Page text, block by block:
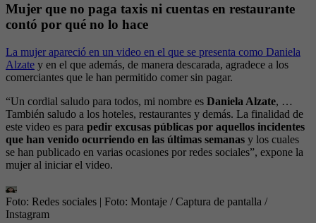
Mujer que no paga taxis ni cuentas en restaurante
contó por qué no lo hace
La mujer apareció en un video en el que se presenta como Daniela
Alzate y en el que además, de manera descarada, agradece a los
comerciantes que le han permitido comer sin pagar.
“Un cordial saludo para todos, mi nombre es Daniela Alzate, …
También saludo a los hoteles, restaurantes y demás. La finalidad de
este video es para pedir excusas públicas por aquellos incidentes
que han venido ocurriendo en las últimas semanas y los cuales
se han publicado en varias ocasiones por redes sociales”, expone la
mujer al iniciar el video.
Foto: Redes sociales | Foto: Montaje / Captura de pantalla /
Instagram